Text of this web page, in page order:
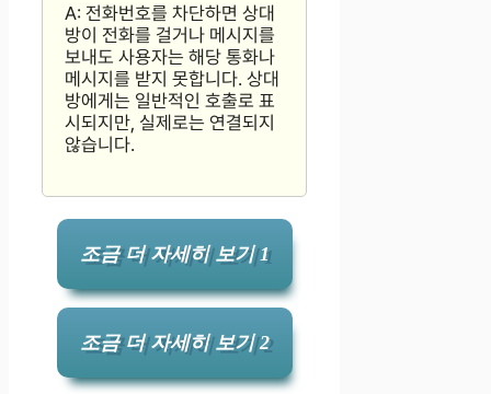
A: 전화번호를 차단하면 상대
방이 전화를 걸거나 메시지를
보내도 사용자는 해당 통화나
메시지를 받지 못합니다. 상대
방에게는 일반적인 호출로 표
시되지만, 실제로는 연결되지
않습니다.
조금 더 자세히 보기 1
조금 더 자세히 보기 2